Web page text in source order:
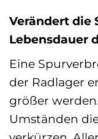
Verändert die
Lebensdauer
Eine
der Radlager
größer
Umständen